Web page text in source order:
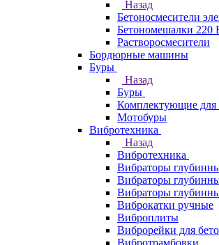
Назад
Бетоносмесители
Бетономешалки 220
Растворосмесители
Бордюрные машины
Буры
Назад
Буры
Комплектующие для
Мотобуры
Вибротехника
Назад
Вибротехника
Вибраторы
Вибраторы
Вибраторы
Виброкатки ручные
Виброплиты
Виброрейки для
Вибротрамбовки